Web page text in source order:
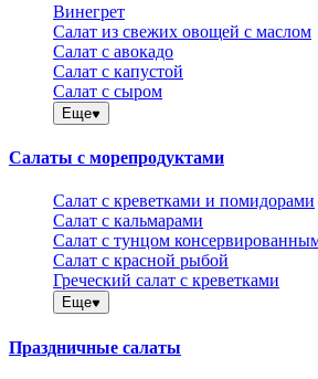
Винегрет
Салат из свежих овощей с маслом
Салат с авокадо
Салат с капустой
Салат с сыром
Еще
Салаты с морепродуктами
Салат с креветками и помидорами
Салат с кальмарами
Салат с тунцом
Салат с красной рыбой
Греческий салат с креветками
Еще
Праздничные салаты